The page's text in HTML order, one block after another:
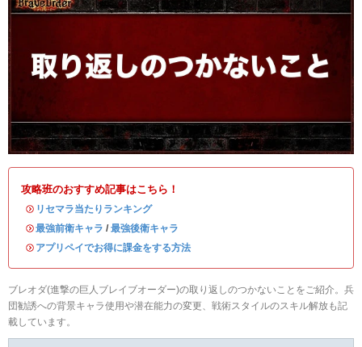
攻略班のおすすめ記事はこちら！
・ リセマラ当たりランキング
・最強前衛キャラ / 最強後衛キャラ
・ アプリペイでお得に課金をする方法
ブレオダ(進撃の巨人ブレイブオーダー)の取り返しのつかないことをご紹介。兵
団勧誘への背景キャラ使用や潜在能力の変更、戦術スタイルのスキル解放も記
載しています。